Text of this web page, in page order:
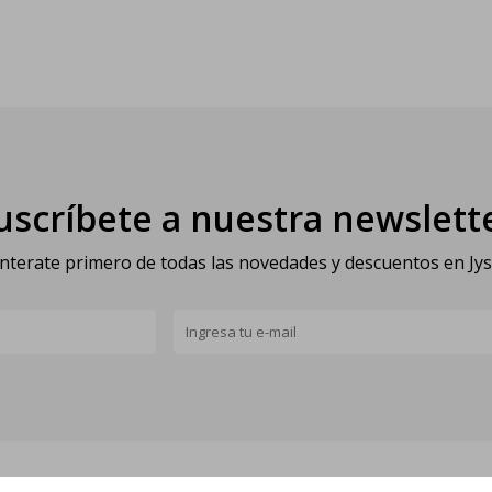
a nuestra
primero de todas las novedades y descuentos en